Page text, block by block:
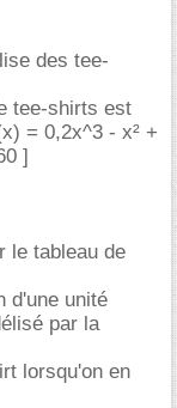
des tee-
tee-shirts est
= 0,2x^3 - x² +
]
le tableau de
d'une unité
par la
lorsqu'on en